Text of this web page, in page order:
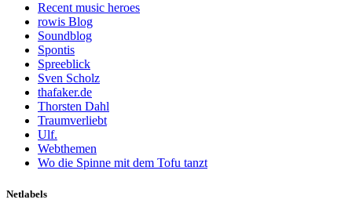
Recent music heroes
rowis Blog
Soundblog
Spontis
Spreeblick
Sven Scholz
thafaker.de
Thorsten Dahl
Traumverliebt
Ulf.
Webthemen
Wo die Spinne mit dem Tofu tanzt
Netlabels